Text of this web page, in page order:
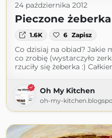
24 października 2012
Pieczone
1.6K 6 Zapisz
Co dzisiaj na obiad? Jakie
co zrobię (wystarczyło
rzuciły się żeberka :)
Oh My Kitchen
oh-my-